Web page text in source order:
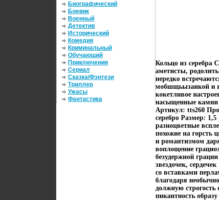
Биографический
Боевик
Военный
Детектив
Исторический
Комедия
Криминальный
Обучающий
Приключения
Сериал
Сказка/Фэнтези
Триллер
Ужасы
Фантастика
Кольцо из серебра
аметисты,
нередко
мобшщьызаикой и
кокетливое
насыщенные камни
Артикул: tts260
серебро Размер:
разноцветные
похожие на горсть
и романтизмом
воплощение
безудержной
звездочек,
со вставками
благодаря
должную строгость
пикантность